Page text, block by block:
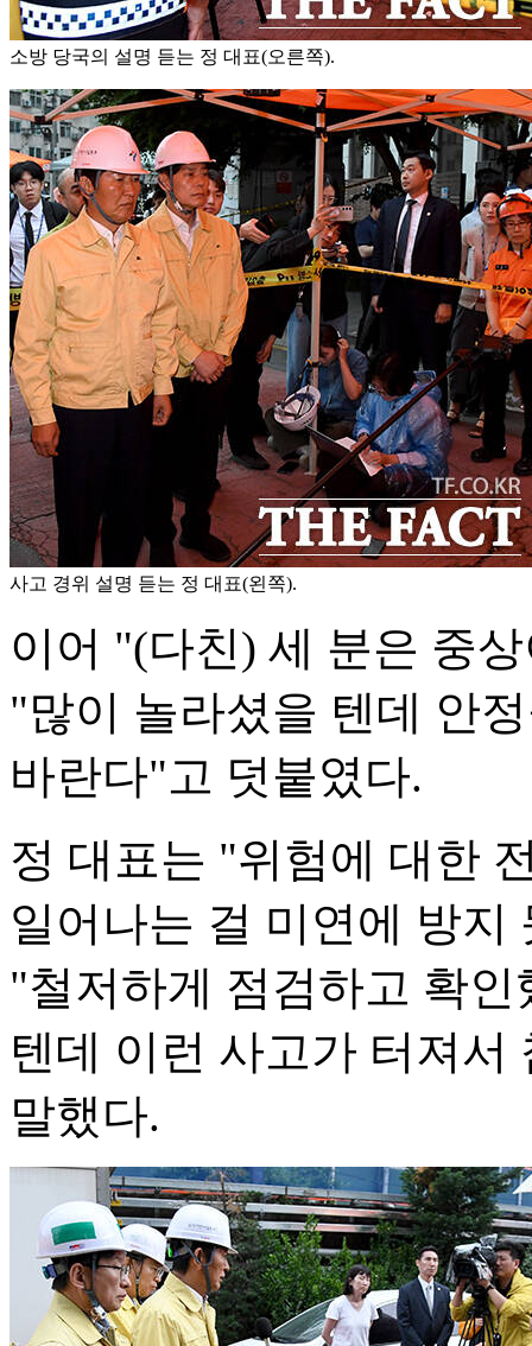
소방 당국의 설명 듣는 정 대표(오른쪽).
사고 경위 설명 듣는 정 대표(왼쪽).
이어 "(다친) 세 분은 중
"많이 놀라셨을 텐데 안
바란다"고 덧붙였다.
정 대표는 "위험에 대한
일어나는 걸 미연에 방
"철저하게 점검하고 확
텐데 이런 사고가 터져
말했다.